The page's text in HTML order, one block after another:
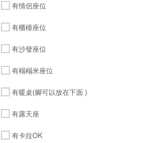
有情侶座位
有櫃檯座位
有沙發座位
有榻榻米座位
有暖桌(腳可以放在下面 )
有露天座
有卡拉OK